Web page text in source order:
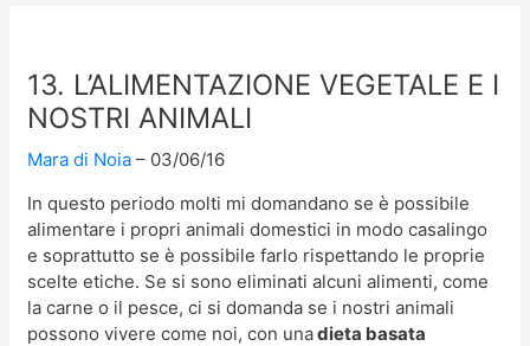
13. L’ALIMENTAZIONE VEGETALE E I
NOSTRI ANIMALI
Mara di Noia
03/06/16
In questo periodo molti mi domandano se è possibile
alimentare i propri animali domestici in modo casalingo
e soprattutto se è possibile farlo rispettando le proprie
scelte etiche. Se si sono eliminati alcuni alimenti, come
la carne o il pesce, ci si domanda se i nostri animali
possono vivere come noi, con unadieta basata